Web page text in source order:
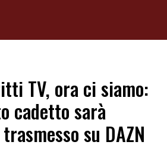
TV, ora ci siamo:
cadetto sarà
su DAZN